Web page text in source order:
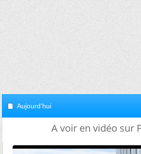
Aujourd'hui
A voir en vidéo sur